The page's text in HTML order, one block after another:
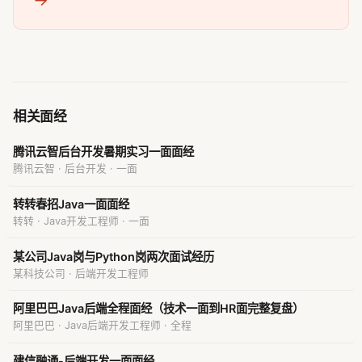
相关面经
腾讯云智后台开发暑期实习一面面经
腾讯云智 · 后台开发 · 一面
转转春招Java一面面经
转转 · Java开发工程师 · 一面
某公司Java岗与Python岗两次面试经历
某科技公司 · 后端开发工程师
阿里巴巴Java后端全程面经（技术一面到HR面完整复盘）
阿里巴巴 · Java后端开发工程师 · 全程